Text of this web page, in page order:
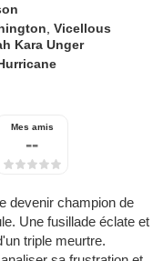
,Vicellous
Kara Unger
Mes amis
--
devenir champion de
Une fusillade éclate et
triple meurtre.